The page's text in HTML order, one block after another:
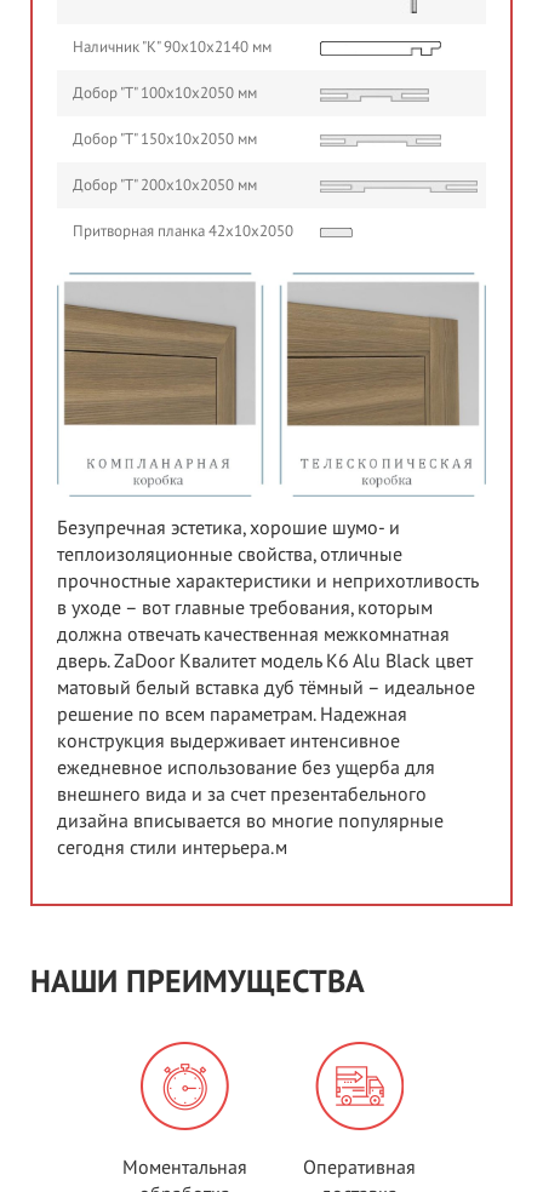
Наличник "К" 90х10х2140 мм
Добор "Т" 100х10х2050 мм
Добор "Т" 150х10х2050 мм
Добор "Т" 200х10х2050 мм
Притворная планка 42х10х2050
Безупречная эстетика, хорошие шумо- и
теплоизоляционные свойства, отличные
прочностные характеристики и неприхотливость
в уходе – вот главные требования, которым
должна отвечать качественная межкомнатная
дверь. ZaDoor Квалитет модель K6 Alu Black цвет
матовый белый вставка дуб тёмный – идеальное
решение по всем параметрам. Надежная
конструкция выдерживает интенсивное
ежедневное использование без ущерба для
внешнего вида и за счет презентабельного
дизайна вписывается во многие популярные
сегодня стили интерьера.м
НАШИ ПРЕИМУЩЕСТВА
Моментальная
Оперативная